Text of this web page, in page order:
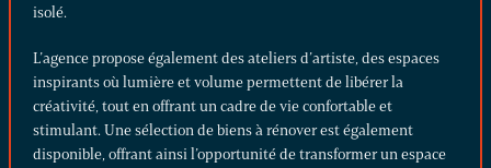
isolé.
L’agence propose également desateliers d’artiste, des espaces
inspirants où lumière et volume permettent de libérer la
créativité, tout en offrant un cadre de vie confortable et
stimulant. Une sélection de biens à rénover est également
disponible, offrant ainsi l’opportunité de transformer un espace